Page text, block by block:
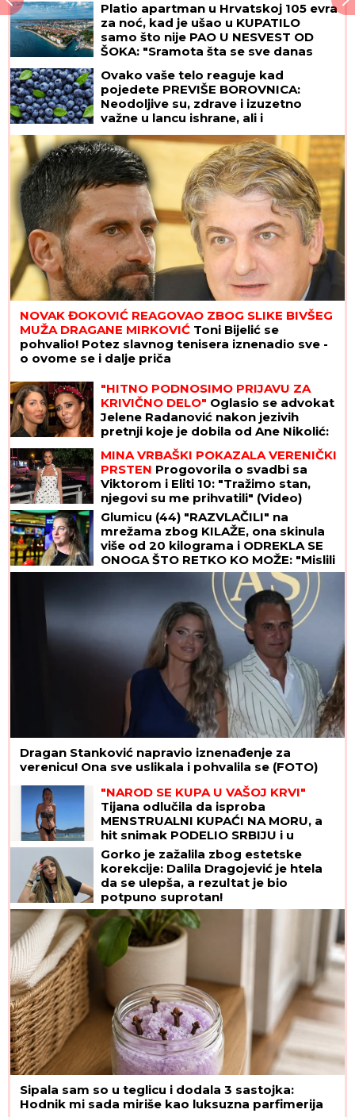
Platio apartman u Hrvatskoj 105 evra
za noć, kad je ušao u KUPATILO
samo što nije PAO U NESVEST OD
ŠOKA: "Sramota šta se sve danas
Ovako vaše telo reaguje kad
pojedete PREVIŠE BOROVNICA:
Neodoljive su, zdrave i izuzetno
važne u lancu ishrane, ali i
superhrana IMA SVOJE MANE
NOVAK ĐOKOVIĆ REAGOVAO ZBOG SLIKE BIVŠEG
MUŽA DRAGANE MIRKOVIĆ Toni Bijelić se
pohvalio! Potez slavnog tenisera iznenadio sve -
o ovome se i dalje priča
"HITNO PODNOSIMO PRIJAVU ZA
KRIVIČNO DELO" Oglasio se advokat
Jelene Radanović nakon jezivih
pretnji koje je dobila od Ane Nikolić:
"To je sramno"
MINA VRBAŠKI POKAZALA VERENIČKI
PRSTEN Progovorila o svadbi sa
Viktorom i Eliti 10: "Tražimo stan,
njegovi su me prihvatili" (Video)
Glumicu (44) "RAZVLAČILI" na
mrežama zbog KILAŽE, ona skinula
više od 20 kilograma i ODREKLA SE
ONOGA ŠTO RETKO KO MOŽE: "Mislili
su da sam bolesna"
Dragan Stanković napravio iznenađenje za
verenicu! Ona sve uslikala i pohvalila se (FOTO)
"NAROD SE KUPA U VAŠOJ KRVI"
Tijana odlučila da isproba
MENSTRUALNI KUPAĆI NA MORU, a
hit snimak PODELIO SRBIJU i u
komentarima je nastao opšti RAT
Gorko je zažalila zbog estetske
korekcije: Dalila Dragojević je htela
da se ulepša, a rezultat je bio
potpuno suprotan!
Sipala sam so u teglicu i dodala 3 sastojka:
Hodnik mi sada miriše kao luksuzna parfimerija